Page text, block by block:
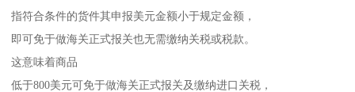
指符合条件的货件其申报美元金额小于规定金额，
即可免于做海关正式报关也无需缴纳关税或税款。
这意味着商品
低于800美元可免于做海关正式报关及缴纳进口关税，